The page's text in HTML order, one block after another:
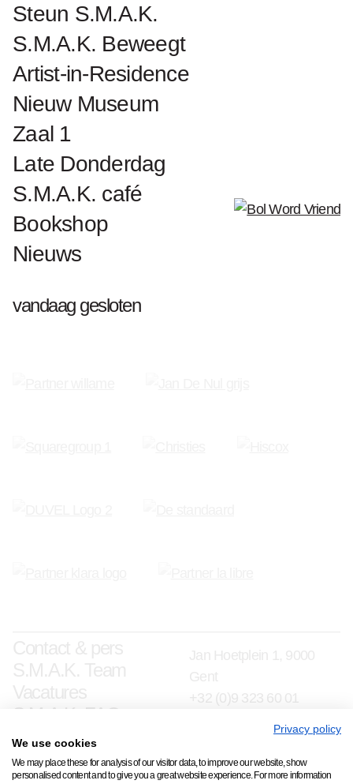
Steun S.M.A.K.
S.M.A.K. Beweegt
Artist-in-Residence
Nieuw Museum
Zaal 1
Late Donderdag
S.M.A.K. café
Bookshop
Nieuws
vandaag gesloten
Word Vriend van S.M.A.K.
Vacatures
S.M.A.K. FAQ
+32 (0)9 323 60 01
schrijf je in op onze nieuwsbrief
Privacy policy
We use cookies
We may place these for analysis of our visitor data, to improve our website, show
personalised content and to give you a great website experience. For more information